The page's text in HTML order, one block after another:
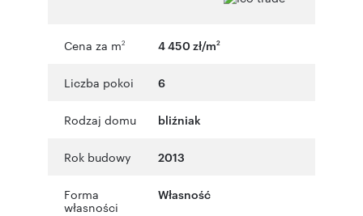
Cena za m2 4 450 zł/m2
Liczba pokoi 6
Rodzaj domu bliźniak
Rok budowy 2013
Forma
własności
Własność